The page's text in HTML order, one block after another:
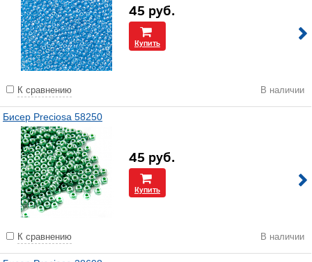
45 руб.
Купить
К сравнению В наличии
Бисер Preciosa 58250
45 руб.
Купить
К сравнению В наличии